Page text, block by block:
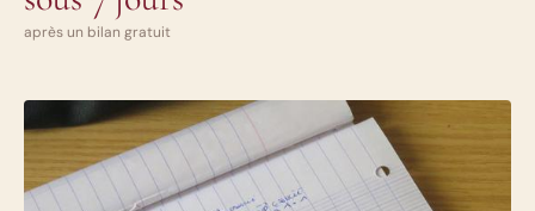
après un bilan gratuit